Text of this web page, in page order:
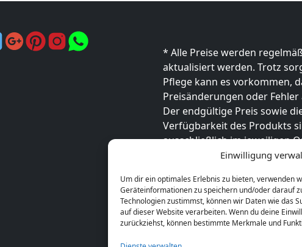
Einwilligung
Um dir ein optimales Erlebnis zu bieten, verwenden
Geräteinformationen zu speichern und/oder darauf
Technologien zustimmst, können wir Daten wie das
auf dieser Website verarbeiten. Wenn du deine
zurückziehst, können bestimmte Merkmale und
* Alle Preise werden
aktualisiert werden. Trotz
Pflege kann es vorkommen,
Preisänderungen oder
Der endgültige Preis sowie
Verfügbarkeit des Produkts
ausschließlich im jeweiligen
des Anbieters verbindlich.
beim Händler.